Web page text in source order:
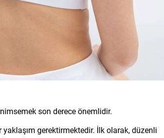
son derece önemlidir.
yaklaşım gerektirmektedir. İlk olarak, düzenli